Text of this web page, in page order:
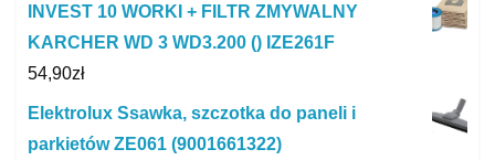
INVEST 10 WORKI + FILTR ZMYWALNY
KARCHER WD 3 WD3.200 () IZE261F
54,90zł
Elektrolux Ssawka, szczotka do paneli i
parkietów ZE061 (9001661322)